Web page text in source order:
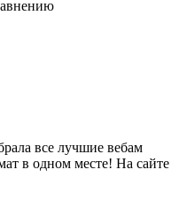
все лучшие вебам
в одном месте! На сайте